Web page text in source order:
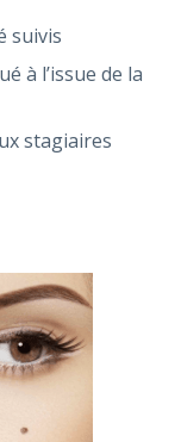
suivis
à l’issue de la
stagiaires